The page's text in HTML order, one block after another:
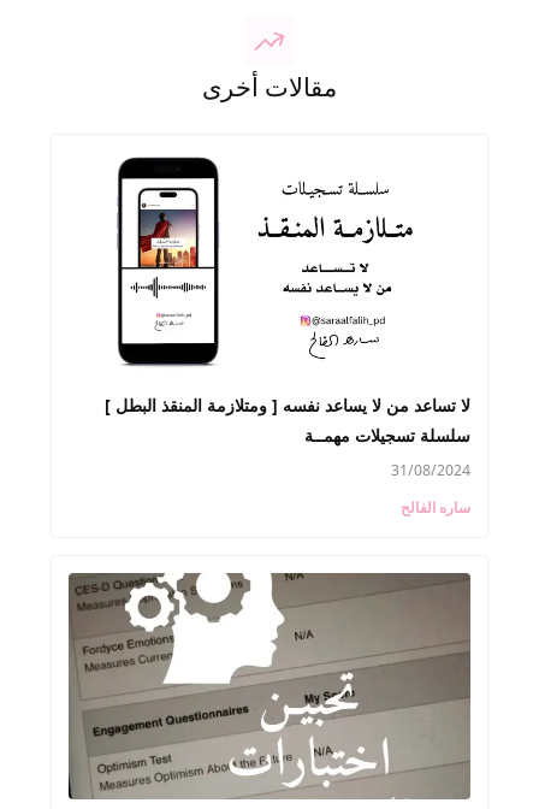
مقالات أخرى
لا تساعد من لا يساعد نفسه [ ومتلازمة المنقذ البطل ]
سلسلة تسجيلات مهمــة
31/08/2024
ساره الفالح